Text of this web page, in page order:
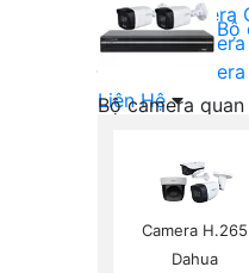
Bộ
Bộ camera quan
Camera
Camera DAHUA
Camera giá Rẻ
Bộ Camera Nên
Lắp Bộ Camera
Lắp Đặt
Đầu Ghi Camera
Liên Hệ
Camera H.265
Dahua